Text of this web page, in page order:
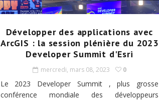
Développer des applications avec
ArcGIS : la session plénière du 2023
Developer Summit d'Esri
mercredi, mars 08, 2023 0
Le 2023 Developer Summit , plus grosse
conférence mondiale des développeurs